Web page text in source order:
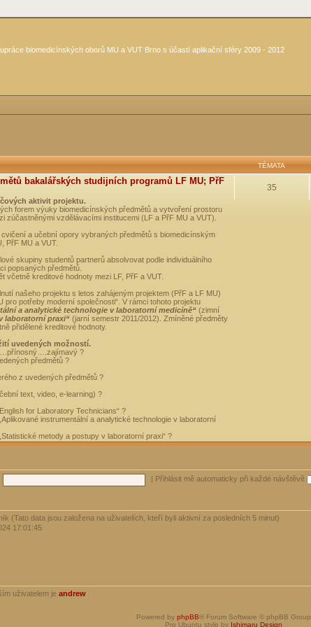
biomedicínských oborů MU a VUT Brno s účastí aplikační sféry 2009 - 2012
TÉMATA
bakalářských studijních programů LF MU; PřF
aktivit projektu.
forem výuky biomedicínských předmětů a vytvoření prostoru
zúčastněnými vzdělávacími institucemi (LF a PřF MU a VUT).
a učební opory vybraných předmětů s biomedicínským
PřF MU a VUT.
skupiny studentů partnerů absolvovat podle individuálního
popsaných předmětů.
včetně kreditové hodnoty mezi LF, PřF a VUT.
našeho projektu s letos zahájeným projektem (PřF a LF MU)
pro potřeby moderní společnosti“. V rámci tohoto projektu
a analytické technologie v laboratorní medicíně“ (zimní
laboratorní praxi“ (jarní semestr 2011/2012). Zmíněné předměty
přidělené kreditové hodnoty.
uvedených možností.
?
předmětů ?
z uvedených předmětů ?
text, video, e-learning) ?
for Laboratory Technicians“ ?
instrumentální a analytické technologie v laboratorní
metody a postupy v laboratorní praxi“ ?
35
Přihlásit mě automaticky při každé návštěvě
(Tato data jsou založena na uživatelích, kteří byli aktivní za posledních 5 minut)
17:01:45
uživatelem je andrew
Powered by phpBB® Forum Software © phpBB Group
Pro Ubuntu style by Ishimaru Design